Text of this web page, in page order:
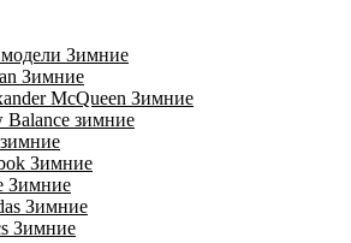
Зимние
Зимние
McQueen Зимние
Balance зимние
Зимние
Зимние
Зимние
Зимние